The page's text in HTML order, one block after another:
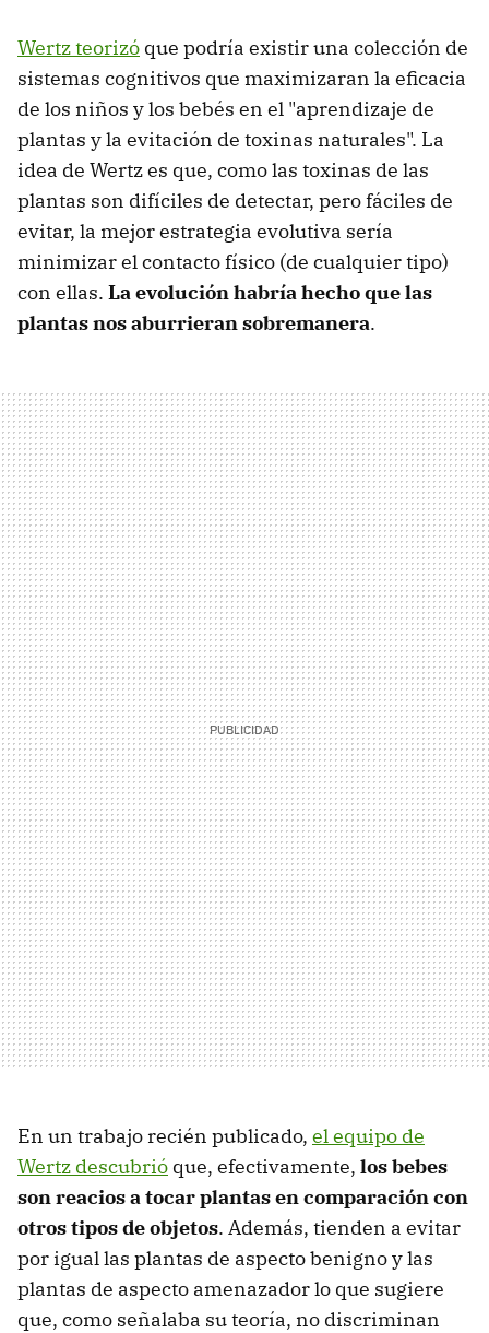
Wertz teorizó que podría existir una colección de
sistemas cognitivos que maximizaran la eficacia
de los niños y los bebés en el "aprendizaje de
plantas y la evitación de toxinas naturales". La
idea de Wertz es que, como las toxinas de las
plantas son difíciles de detectar, pero fáciles de
evitar, la mejor estrategia evolutiva sería
minimizar el contacto físico (de cualquier tipo)
con ellas. La evolución habría hecho que las
plantas nos aburrieran sobremanera.
En un trabajo recién publicado, el equipo de
Wertz descubrió que, efectivamente, los bebes
son reacios a tocar plantas en comparación con
otros tipos de objetos. Además, tienden a evitar
por igual las plantas de aspecto benigno y las
plantas de aspecto amenazador lo que sugiere
que, como señalaba su teoría, no discriminan